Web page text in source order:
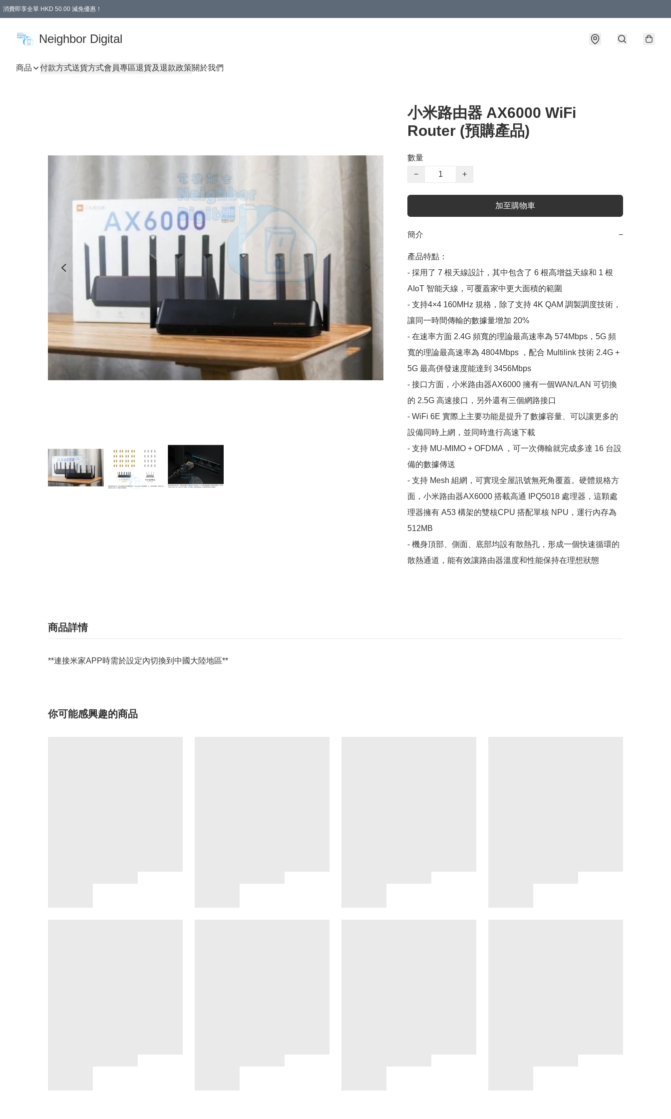
消費即享全單 HKD 50.00 減免優惠！
Neighbor Digital
商品 付款方式送貨方式會員專區退貨及退款政策關於我們
小米路由器 AX6000 WiFi
Router (預購產品)
數量
−
+
加至購物車
簡介 −
產品特點：
- 採用了 7 根天線設計，其中包含了 6 根高增益天線和 1 根
AIoT 智能天線，可覆蓋家中更大面積的範圍
- 支持4×4 160MHz 規格，除了支持 4K QAM 調製調度技術，
讓同一時間傳輸的數據量增加 20%
- 在速率方面 2.4G 頻寬的理論最高速率為 574Mbps，5G 頻
寬的理論最高速率為 4804Mbps ，配合 Multilink 技術 2.4G +
5G 最高併發速度能達到 3456Mbps
- 接口方面，小米路由器AX6000 擁有一個WAN/LAN 可切換
的 2.5G 高速接口，另外還有三個網路接口
- WiFi 6E 實際上主要功能是提升了數據容量、可以讓更多的
設備同時上網，並同時進行高速下載
- 支持 MU-MIMO + OFDMA ，可一次傳輸就完成多達 16 台設
備的數據傳送
- 支持 Mesh 組網，可實現全屋訊號無死角覆蓋。硬體規格方
面，小米路由器AX6000 搭載高通 IPQ5018 處理器，這顆處
理器擁有 A53 構架的雙核CPU 搭配單核 NPU，運行內存為
512MB
- 機身頂部、側面、底部均設有散熱孔，形成一個快速循環的
散熱通道，能有效讓路由器溫度和性能保持在理想狀態
商品詳情
**連接米家APP時需於設定內切換到中國大陸地區**
你可能感興趣的商品